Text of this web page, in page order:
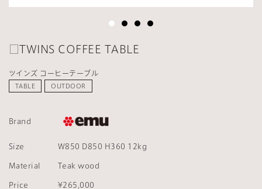
□TWINS COFFEE TABLE
ツインズ コーヒーテーブル
TABLE OUTDOOR
Brand
Size W850 D850 H360 12kg
Material Teak wood
Price ¥265,000